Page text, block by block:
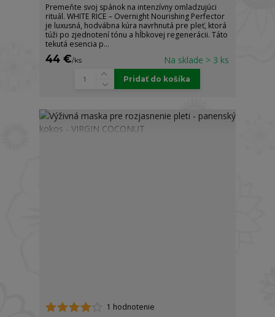
Premeňte svoj spánok na intenzívny omladzujúci
rituál. WHITE RICE – Overnight Nourishing Perfector
je luxusná, hodvábna kúra navrhnutá pre pleť, ktorá
túži po zjednotení tónu a hĺbkovej regenerácii. Táto
tekutá esencia p...
44 €/ks Na sklade > 3 ks
Pridať do košíka
1 hodnotenie